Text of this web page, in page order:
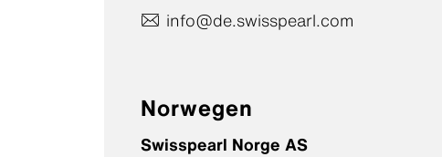
info@de.swisspearl.com
Norwegen
Swisspearl Norge AS